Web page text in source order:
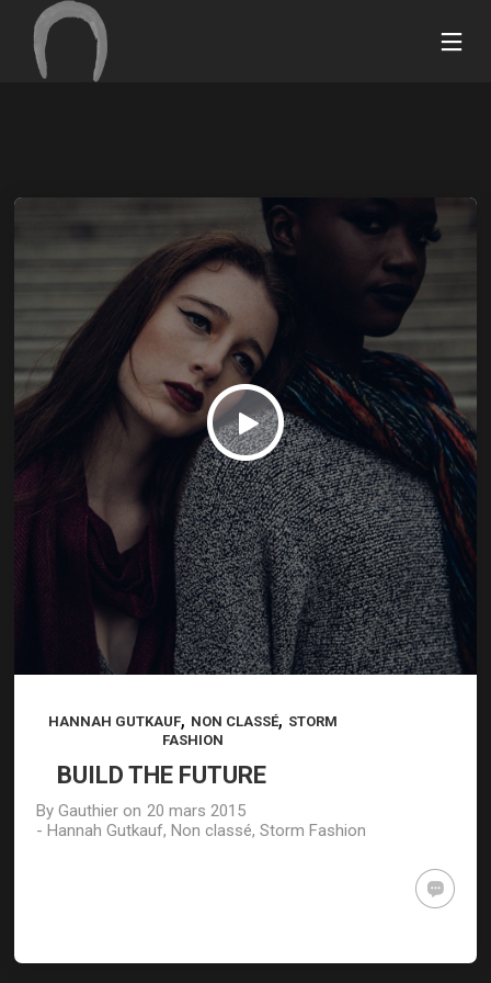
TOUT LE
MONDE !
HOME
STYLE
BUILD
11
2015
PEACEFUL
NATURE
7
MARS
2015
GREEN
LIGHT
ATTENTION
TO DETAIL
18
STYLING
TECHNIQUE
18
FÉVRIER
2015
ART OF
BEAUTY
18
FÉVRIER
2015
MASSIVE
ELEMENTS
HANNAH GUTKAUF, NON CLASSÉ, STORM
FASHION
BUILD THE FUTURE
ByGauthier on 20 mars 2015
-Hannah Gutkauf,Non classé,Storm Fashion